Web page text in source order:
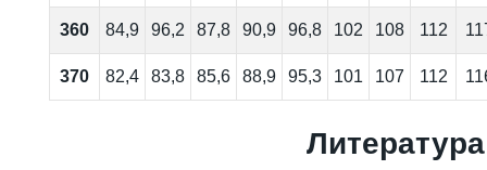
360 84,9 96,2 87,8 90,9 96,8 102 108 112
370 82,4 83,8 85,6 88,9 95,3 101 107 112
Литература